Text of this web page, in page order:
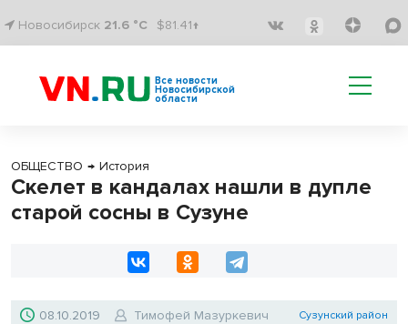
Новосибирск 21.6 °C $81.41↑
Все новости
Новосибирской
области
ОБЩЕСТВО → История
Скелет в кандалах нашли в дупле
старой сосны в Сузуне
08.10.2019 Тимофей Мазуркевич Сузунский район